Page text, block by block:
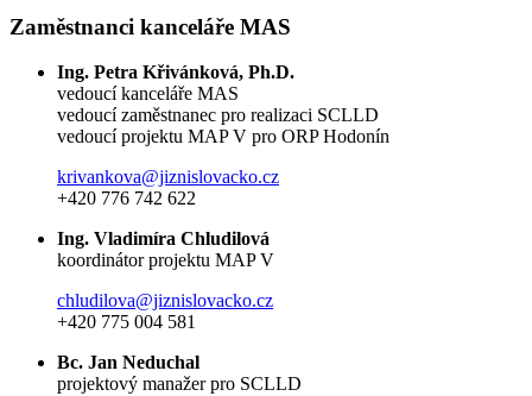
Zaměstnanci kanceláře MAS
Ing. Petra Křivánková, Ph.D.
vedoucí kanceláře MAS
vedoucí zaměstnanec pro realizaci SCLLD
vedoucí projektu MAP V pro ORP Hodonín
krivankova@jiznislovacko.cz
+420 776 742 622
Ing. Vladimíra Chludilová
koordinátor projektu MAP V
chludilova@jiznislovacko.cz
+420 775 004 581
Bc. Jan Neduchal
projektový manažer pro SCLLD